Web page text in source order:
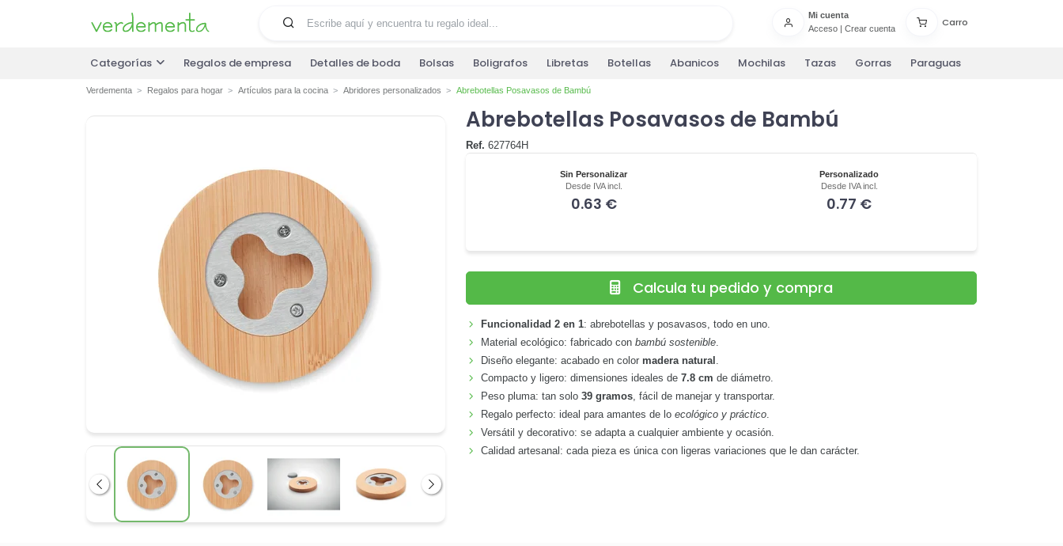
Mi cuenta
Acceso| Crear cuenta
Carro
Categorías Regalos de empresa Detalles de boda Bolsas Boligrafos Libretas Botellas Abanicos Mochilas Tazas Gorras Paraguas
Verdementa Regalos para hogar Artículos para la cocina Abridores personalizados Abrebotellas Posavasos de Bambú
Anterior Siguiente
Abrebotellas Posavasos de Bambú
Ref. 627764H
Sin Personalizar
Desde IVA incl.
0.63 €
Personalizado
Desde IVA incl.
0.77 €
Calcula tu pedido y compra
Funcionalidad 2 en 1: abrebotellas y posavasos, todo en uno.
Material ecológico: fabricado conbambú sostenible
Diseño elegante: acabado en color madera natural
Compacto y ligero: dimensiones ideales de7.8 cm de diámetro.
Peso pluma: tan solo39 gramos, fácil de manejar y transportar.
Regalo perfecto: ideal para amantes de loecológico y práctico.
Versátil y decorativo: se adapta a cualquier ambiente y ocasión.
Calidad artesanal: cada pieza es única con ligeras variaciones que le dan carácter.